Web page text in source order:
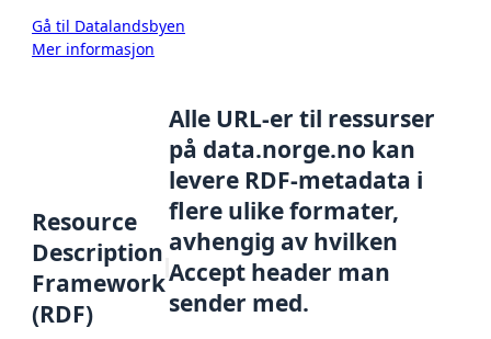
Gå til Datalandsbyen
Mer informasjon
Resource
Description
Framework
(RDF)
Alle URL-er til ressurser
på data.norge.no kan
levere RDF-metadata i
flere ulike formater,
avhengig av hvilken
Accept header man
sender med.